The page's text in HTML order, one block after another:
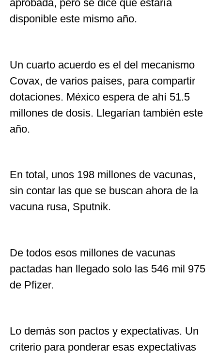
aprobada, pero se dice que estaría
disponible este mismo año.
Un cuarto acuerdo es el del mecanismo
Covax, de varios países, para compartir
dotaciones. México espera de ahí 51.5
millones de dosis. Llegarían también este
año.
En total, unos 198 millones de vacunas,
sin contar las que se buscan ahora de la
vacuna rusa, Sputnik.
De todos esos millones de vacunas
pactadas han llegado solo las 546 mil 975
de Pfizer.
Lo demás son pactos y expectativas. Un
criterio para ponderar esas expectativas